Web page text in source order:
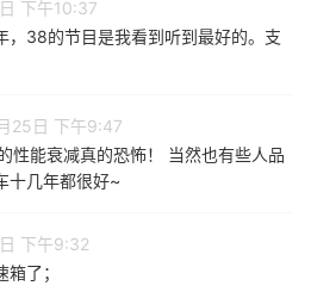
下午10:37
，38的节目是我看到听到最好的。支
25日 下午9:47
性能衰减真的恐怖！ 当然也有些人品
十几年都很好~
下午9:32
了；